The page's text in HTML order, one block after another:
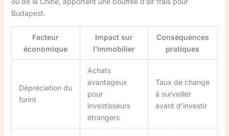
Budapest.
Facteur
économique
Impact sur
l’immobilier
Conséquences
pratiques
Dépréciation du
forint
Achats
avantageux
pour
investisseurs
étrangers
Taux de change
à surveiller
avant d’investir